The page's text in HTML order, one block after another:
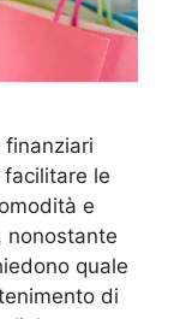
le
e
nonostante
quale
di